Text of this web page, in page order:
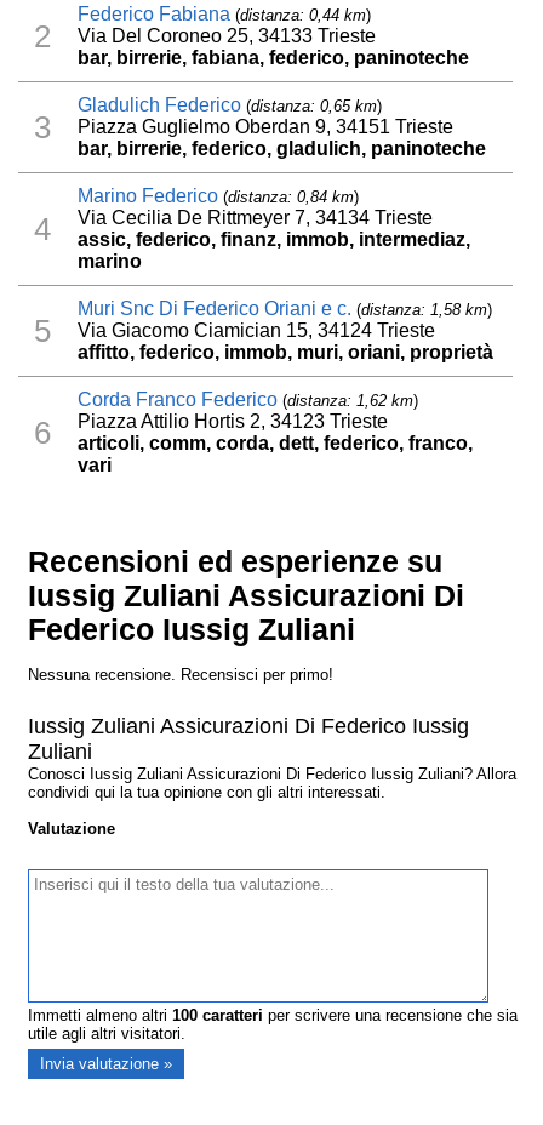
2
Federico Fabiana (distanza: 0,44 km)
Via Del Coroneo 25, 34133 Trieste
bar, birrerie, fabiana, federico, paninoteche
3
Gladulich Federico (distanza: 0,65 km)
Piazza Guglielmo Oberdan 9, 34151 Trieste
bar, birrerie, federico, gladulich, paninoteche
4
Marino Federico (distanza: 0,84 km)
Via Cecilia De Rittmeyer 7, 34134 Trieste
assic, federico, finanz, immob, intermediaz,
marino
5
Muri Snc Di Federico Oriani e c. (distanza: 1,58 km)
Via Giacomo Ciamician 15, 34124 Trieste
affitto, federico, immob, muri, oriani, proprietà
6
Corda Franco Federico (distanza: 1,62 km)
Piazza Attilio Hortis 2, 34123 Trieste
articoli, comm, corda, dett, federico, franco,
vari
Recensioni ed esperienze su
Iussig Zuliani Assicurazioni Di
Federico Iussig Zuliani
Nessuna recensione. Recensisci per primo!
Iussig Zuliani Assicurazioni Di Federico Iussig
Zuliani
Conosci Iussig Zuliani Assicurazioni Di Federico Iussig Zuliani? Allora
condividi qui la tua opinione con gli altri interessati.
Valutazione
Immetti almeno altri100 caratteri per scrivere una recensione che sia
utile agli altri visitatori.